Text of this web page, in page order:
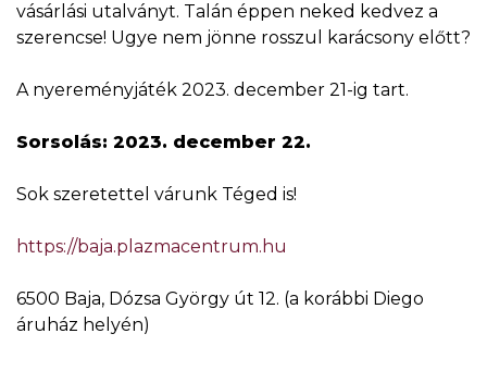
vásárlási utalványt. Talán éppen neked kedvez a
szerencse! Ugye nem jönne rosszul karácsony előtt?
A nyereményjáték 2023. december 21-ig tart.
Sorsolás: 2023. december 22.
Sok szeretettel várunk Téged is!
https://baja.plazmacentrum.hu
6500 Baja, Dózsa György út 12. (a korábbi Diego
áruház helyén)